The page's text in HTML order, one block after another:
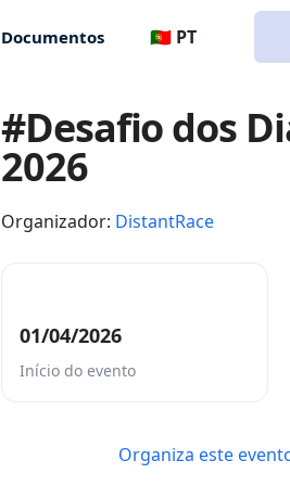
Documentos 🇵🇹 PT
#Desafio dos
2026
Organizador: DistantRace
01/04/2026
Início do evento
Organiza este